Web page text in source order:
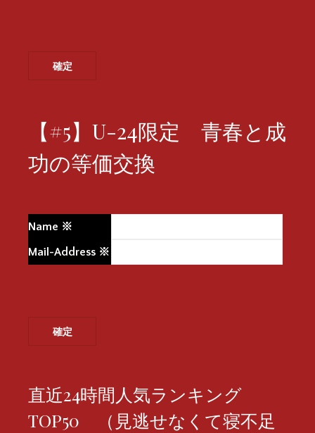
【#5】U-24限定 青春と成
功の等価交換
Name ※
Mail-Address ※
直近24時間人気ランキング
TOP50 （見逃せなくて寝不足